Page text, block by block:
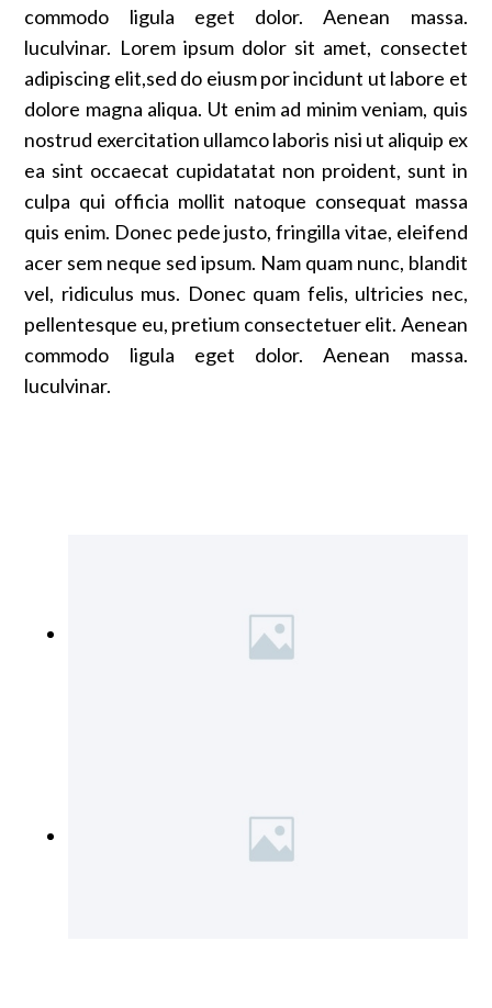
commodo ligula eget dolor. Aenean massa.
luculvinar. Lorem ipsum dolor sit amet, consectet
adipiscing elit,sed do eiusm por incidunt ut labore et
dolore magna aliqua. Ut enim ad minim veniam, quis
nostrud exercitation ullamco laboris nisi ut aliquip ex
ea sint occaecat cupidatatat non proident, sunt in
culpa qui officia mollit natoque consequat massa
quis enim. Donec pede justo, fringilla vitae, eleifend
acer sem neque sed ipsum. Nam quam nunc, blandit
vel, ridiculus mus. Donec quam felis, ultricies nec,
pellentesque eu, pretium consectetuer elit. Aenean
commodo ligula eget dolor. Aenean massa.
luculvinar.